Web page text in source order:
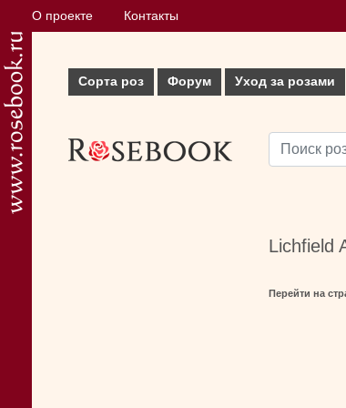
О проекте Контакты
Сорта роз Форум Уход за розами
Lichfield
Перейти на